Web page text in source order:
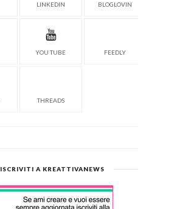
LINKEDIN BLOGLOVIN
YOU TUBE FEEDLY
THREADS
ISCRIVITI A KREATTIVANEWS